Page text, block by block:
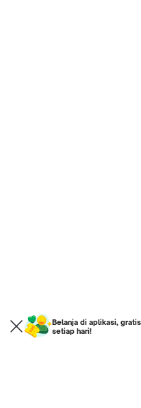
Belanja di aplikasi,
setiap hari!